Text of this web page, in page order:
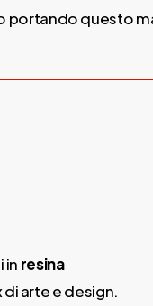
portando questo
in resina
di arte e design.